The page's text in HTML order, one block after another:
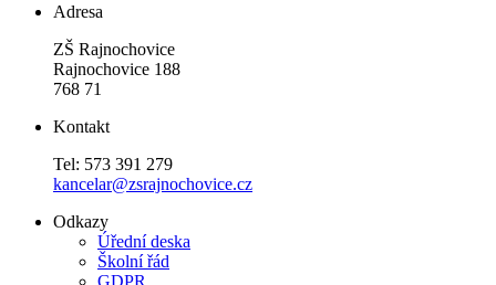
Adresa
ZŠ Rajnochovice
Rajnochovice 188
768 71
Kontakt
Tel: 573 391 279
kancelar@zsrajnochovice.cz
Odkazy
Úřední deska
Školní řád
GDPR